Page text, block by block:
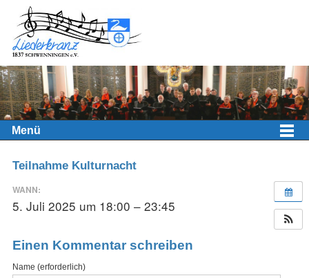
Menü
Teilnahme Kulturnacht
WANN:
5. Juli 2025 um 18:00 – 23:45
Einen Kommentar schreiben
Name (erforderlich)